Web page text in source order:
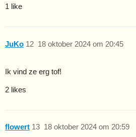
1 like
JuKo 18 oktober 2024 om 20:45
12
Ik vind ze erg tof!
2 likes
flowert 18 oktober 2024 om 20:59
13